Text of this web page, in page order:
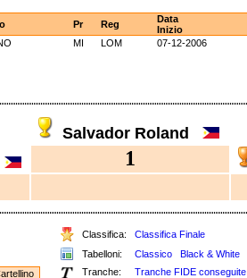
Pr Reg
Data
Inizio
MI LOM 07-12-2006
Salvador Roland
1
Classifica: Classifica Finale
Tabelloni: Classico Black & White
Tranche: Tranche FIDE conseguite